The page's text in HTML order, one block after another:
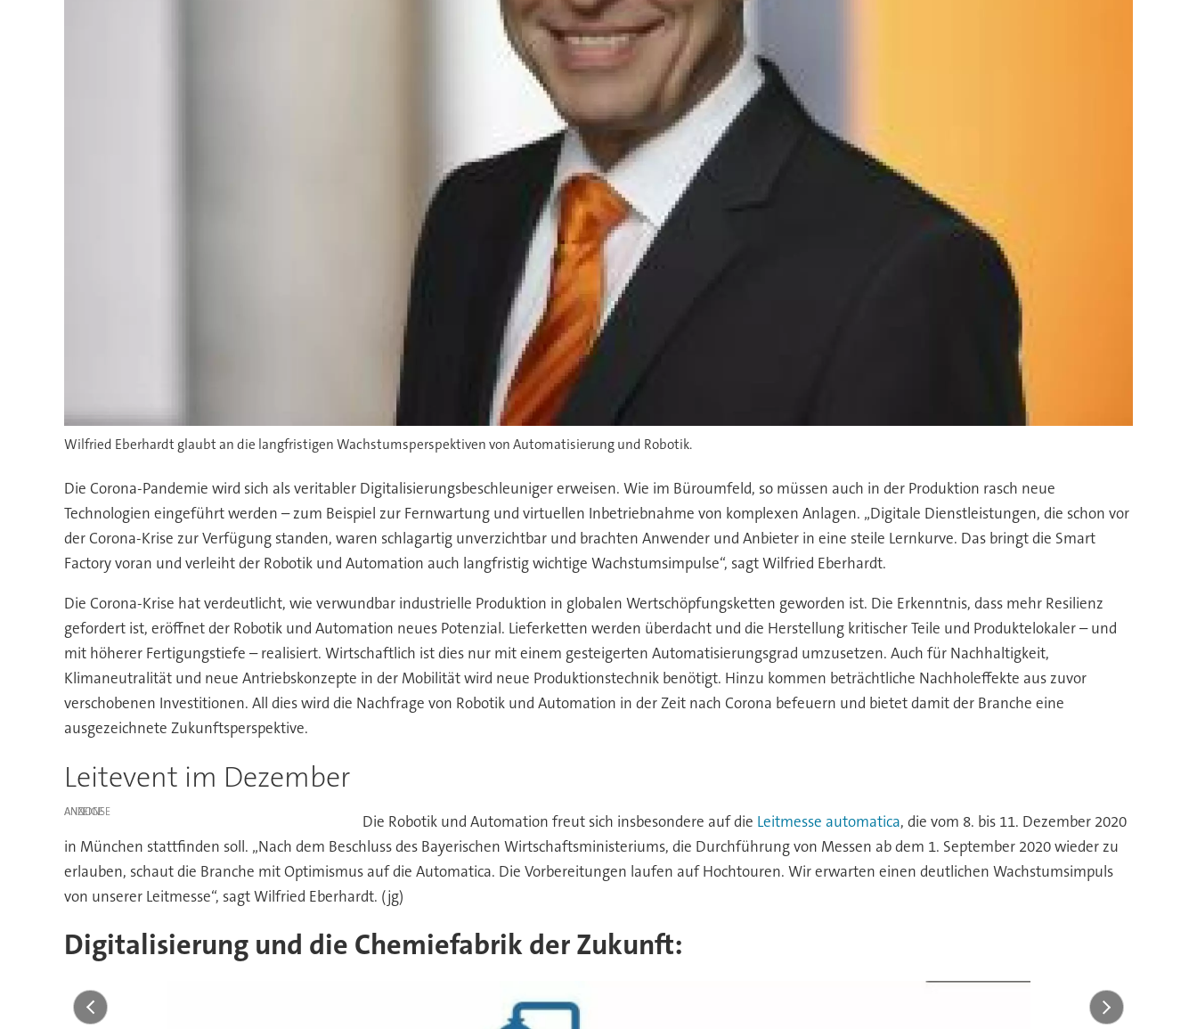
Wilfried Eberhardt glaubt an die langfristigen Wachstumsperspektiven von Automatisierung und Robotik.
Die Corona-Pandemie wird sich als veritabler Digitalisierungsbeschleuniger erweisen. Wie im Büroumfeld, so müssen auch in der Produktion rasch neue
Technologien eingeführt werden – zum Beispiel zur Fernwartung und virtuellen Inbetriebnahme von komplexen Anlagen. „Digitale Dienstleistungen, die schon vor
der Corona-Krise zur Verfügung standen, waren schlagartig unverzichtbar und brachten Anwender und Anbieter in eine steile Lernkurve. Das bringt die Smart
Factory voran und verleiht der Robotik und Automation auch langfristig wichtige Wachstumsimpulse“, sagt Wilfried Eberhardt.
Die Corona-Krise hat verdeutlicht, wie verwundbar industrielle Produktion in globalen Wertschöpfungsketten geworden ist. Die Erkenntnis, dass mehr Resilienz
gefordert ist, eröffnet der Robotik und Automation neues Potenzial. Lieferketten werden überdacht und die Herstellung kritischer Teile und Produktelokaler – und
mit höherer Fertigungstiefe – realisiert. Wirtschaftlich ist dies nur mit einem gesteigerten Automatisierungsgrad umzusetzen. Auch für Nachhaltigkeit,
Klimaneutralität und neue Antriebskonzepte in der Mobilität wird neue Produktionstechnik benötigt. Hinzu kommen beträchtliche Nachholeffekte aus zuvor
verschobenen Investitionen. All dies wird die Nachfrage von Robotik und Automation in der Zeit nach Corona befeuern und bietet damit der Branche eine
ausgezeichnete Zukunftsperspektive.
Leitevent im Dezember
ANZEIGE Die Robotik und Automation freut sich insbesondere auf die Leitmesse automatica, die vom 8. bis 11. Dezember 2020
in München stattfinden soll. „Nach dem Beschluss des Bayerischen Wirtschaftsministeriums, die Durchführung von Messen ab dem 1. September 2020 wieder zu
erlauben, schaut die Branche mit Optimismus auf die Automatica. Die Vorbereitungen laufen auf Hochtouren. Wir erwarten einen deutlichen Wachstumsimpuls
von unserer Leitmesse“, sagt Wilfried Eberhardt. (jg)
Digitalisierung und die Chemiefabrik der Zukunft: